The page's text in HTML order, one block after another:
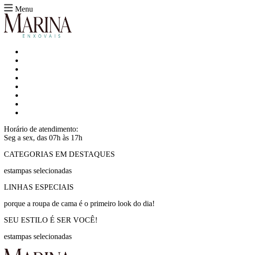
Menu
Horário de atendimento:
Seg a sex, das 07h às 17h
CATEGORIAS EM DESTAQUES
estampas selecionadas
LINHAS ESPECIAIS
porque a roupa de cama é o primeiro look do dia!
SEU ESTILO É SER VOCÊ!
estampas selecionadas